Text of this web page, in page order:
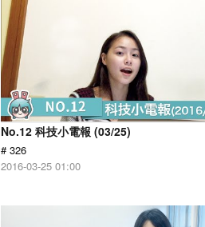
No.12 科技小電報 (03/25)
# 326
2016-03-25 01:00